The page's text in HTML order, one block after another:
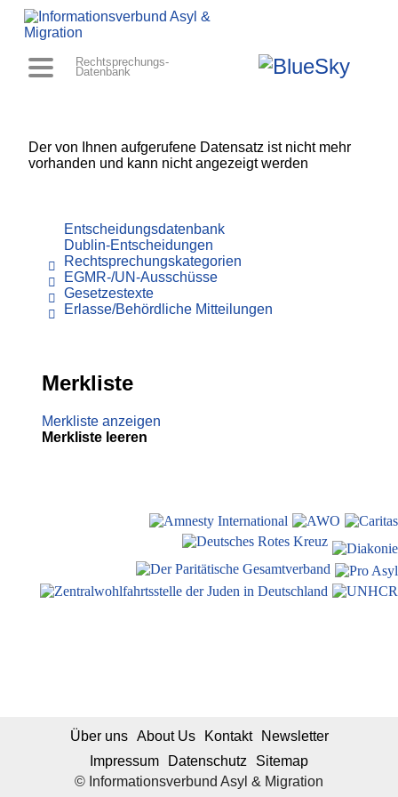
Rechtsprechungs-
Datenbank
Der von Ihnen aufgerufene Datensatz ist nicht mehr
vorhanden und kann nicht angezeigt werden
Entscheidungsdatenbank
Dublin-Entscheidungen
Rechtsprechungskategorien
EGMR-/UN-Ausschüsse
Gesetzestexte
Erlasse/Behördliche Mitteilungen
Merkliste
Merkliste anzeigen
Merkliste leeren
© Informationsverbund Asyl & Migration
Über uns About Us Kontakt
Newsletter
Impressum
Datenschutz Sitemap